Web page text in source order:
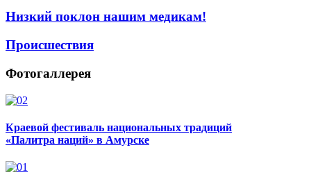
Низкий поклон нашим медикам!
Происшествия
Фотогаллерея
Краевой фестиваль национальных традиций
«Палитра наций» в Амурске